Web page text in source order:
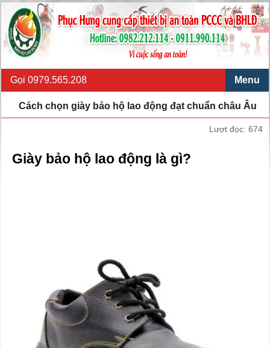
Gọi 0979.565.208 Menu
Cách chọn giày bảo hộ lao động đạt chuẩn châu Âu
Lượt đọc: 674
Giày bảo hộ lao động là gì?